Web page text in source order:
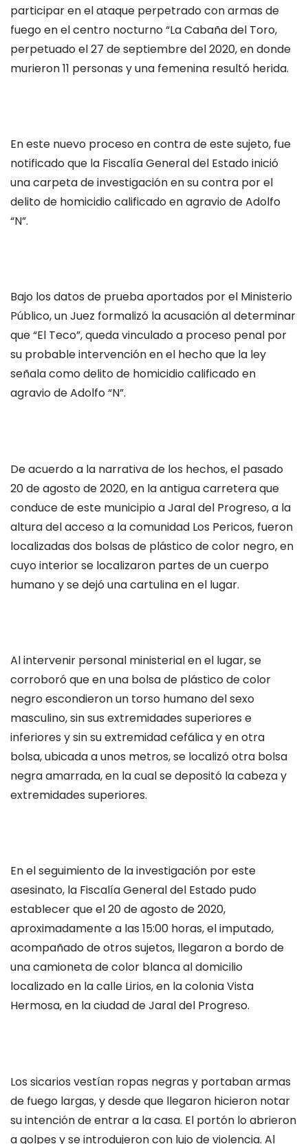
participar en el ataque perpetrado con armas de
fuego en el centro nocturno “La Cabaña del Toro,
perpetuado el 27 de septiembre del 2020, en donde
murieron 11 personas y una femenina resultó herida.
En este nuevo proceso en contra de este sujeto, fue
notificado que la Fiscalía General del Estado inició
una carpeta de investigación en su contra por el
delito de homicidio calificado en agravio de Adolfo
“N”.
Bajo los datos de prueba aportados por el Ministerio
Público, un Juez formalizó la acusación al determinar
que “El Teco”, queda vinculado a proceso penal por
su probable intervención en el hecho que la ley
señala como delito de homicidio calificado en
agravio de Adolfo “N”.
De acuerdo a la narrativa de los hechos, el pasado
20 de agosto de 2020, en la antigua carretera que
conduce de este municipio a Jaral del Progreso, a la
altura del acceso a la comunidad Los Pericos, fueron
localizadas dos bolsas de plástico de color negro, en
cuyo interior se localizaron partes de un cuerpo
humano y se dejó una cartulina en el lugar.
Al intervenir personal ministerial en el lugar, se
corroboró que en una bolsa de plástico de color
negro escondieron un torso humano del sexo
masculino, sin sus extremidades superiores e
inferiores y sin su extremidad cefálica y en otra
bolsa, ubicada a unos metros, se localizó otra bolsa
negra amarrada, en la cual se depositó la cabeza y
extremidades superiores.
En el seguimiento de la investigación por este
asesinato, la Fiscalía General del Estado pudo
establecer que el 20 de agosto de 2020,
aproximadamente a las 15:00 horas, el imputado,
acompañado de otros sujetos, llegaron a bordo de
una camioneta de color blanca al domicilio
localizado en la calle Lirios, en la colonia Vista
Hermosa, en la ciudad de Jaral del Progreso.
Los sicarios vestían ropas negras y portaban armas
de fuego largas, y desde que llegaron hicieron notar
su intención de entrar a la casa. El portón lo abrieron
a golpes y se introdujeron con lujo de violencia. Al